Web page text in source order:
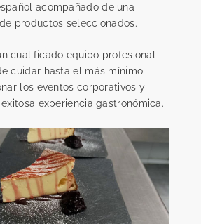
acompañado de una
productos seleccionados.
cualificado equipo profesional
cuidar hasta el más mínimo
los eventos corporativos y
experiencia gastronómica.